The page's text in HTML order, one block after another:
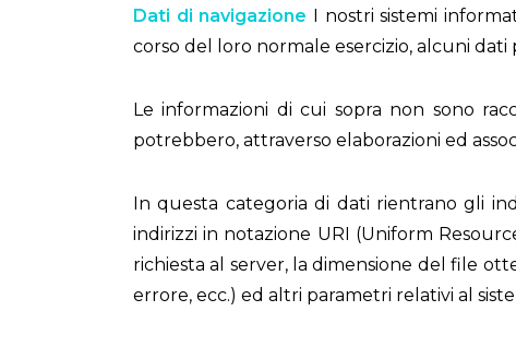
Dati di navigazione I nostri sistemi
corso del loro normale esercizio, alcuni
Le informazioni di cui sopra non sono
potrebbero, attraverso elaborazioni ed
In questa categoria di dati rientrano gli
indirizzi in notazione URI (Uniform
richiesta al server, la dimensione del file
errore, ecc.) ed altri parametri relativi al